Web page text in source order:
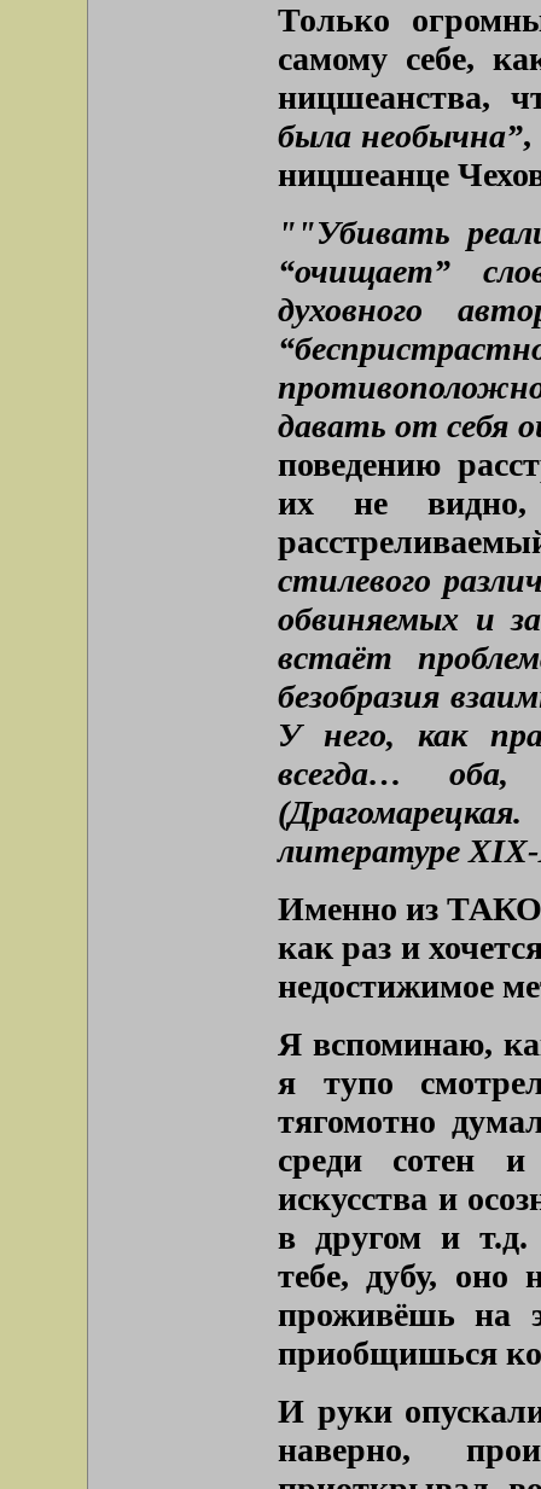
Только
самому себе,
ницшеанства,
была необычна”,
ницшеанце
""Убивать
“очищает”
духовного
давать от себя
поведению
их не
стилевого
обвиняемых и
встаёт
безобразия
У него, как
всегда…
литературе
Именно из
как раз и
недостижимое
Я вспоминаю,
я тупо
тягомотно
среди сотен
искусства и
в другом и т.д.
тебе, дубу,
проживёшь на
приобщишься
И руки
наверно,